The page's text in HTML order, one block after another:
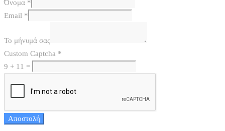
Όνομα *
Email *
Το μήνυμά σας
Custom Captcha *
9 + 11 =
Αποστολή